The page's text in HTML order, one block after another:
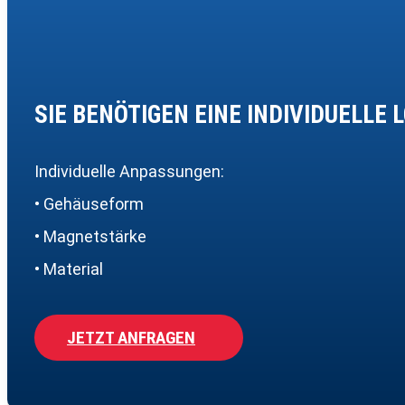
SIE BENÖTIGEN EINE INDIVIDUELLE
Individuelle Anpassungen:
• Gehäuseform
• Magnetstärke
• Material
JETZT ANFRAGEN